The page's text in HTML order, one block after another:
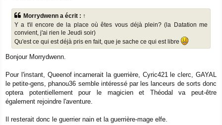
s
s
a
g
e
Morrydwenn a écrit : ↑
Y a t'il encore de la place où êtes vous déjà plein? (la Datation me
convient, j'ai rien le Jeudi soir)
Qu'est ce qui est déjà pris en fait, que je sache ce qui est libre
Bonjour Morrydwenn.
Pour l'instant, Queenof incarnerait la guerrière, Cyric421 le clerc, GAYAL
le petite-gens, phanou36 semble intéressé par les lanceurs de sorts donc
optera potentiellement pour le magicien et Théodal va peut-être
également rejoindre l'aventure.
Il resterait donc le guerrier nain et la guerrière-mage elfe.